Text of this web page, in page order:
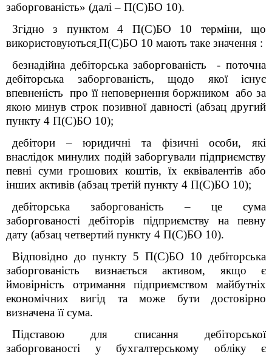
заборгованість» (далі ‒ П(С)БО 10).
Згідно з пунктом 4 П(С)БО 10 терміни, що
використовуютьсяП(С)БО 10 мають таке значення :
безнадійна дебіторська заборгованість - поточна
дебіторська заборгованість, щодо якої існує
впевненість про її неповернення боржником або за
якою минув строк позивної давності (абзац другий
пункту 4 П(С)БО 10);
дебітори ‒ юридичні та фізичні особи, які
внаслідок минулих подій заборгували підприємству
певні суми грошових коштів, їх еквівалентів або
інших активів (абзац третій пункту 4 П(С)БО 10);
дебіторська заборгованість ‒ це сума
заборгованості дебіторів підприємству на певну
дату (абзац четвертий пункту 4 П(С)БО 10).
Відповідно до пункту 5 П(С)БО 10 дебіторська
заборгованість визнається активом, якщо є
ймовірність отримання підприємством майбутніх
економічних вигід та може бути достовірно
визначена її сума.
Підставою для списання дебіторської
заборгованості у бухгалтерському обліку є